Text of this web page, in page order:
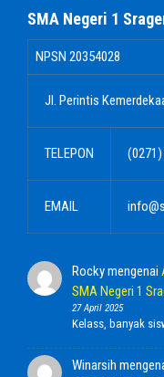
SMA Negeri 1
NPSN 20354028
Jl. Perintis
TELEPON (0271)
EMAIL
Rockymengenai
SMA Negeri 1
27 April 2025
Kelass, banyak
Winarsih